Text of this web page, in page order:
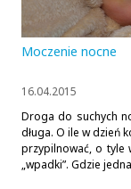
Moczenie nocne
16.04.2015
Droga do suchych
długa. O ile w dzień
przypilnować, o tyle
„wpadki”. Gdzie